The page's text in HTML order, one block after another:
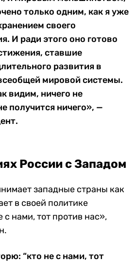
только одним, как я уже
своего
И ради этого оно готово
ставшие
развития в
мировой системы.
видим, ничего не
получится ничего», —
России с Западом
западные страны как
в своей политике
нами, тот против нас»,
“кто не с нами, тот